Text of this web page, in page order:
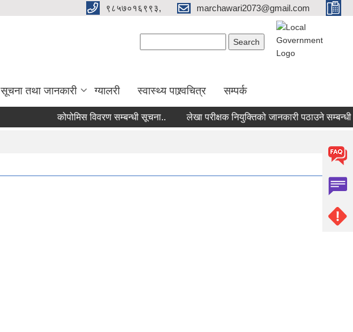
९८५७०१६९९३, marchawari2073@gmail.com
सूचना तथा जानकारी ग्यालरी स्वास्थ्य पाश्र्वचित्र सम्पर्क
कोपोमिस विवरण सम्बन्धी सूचना.. लेखा परीक्षक नियुक्तिको जानकारी पठाउने सम्बन्धी